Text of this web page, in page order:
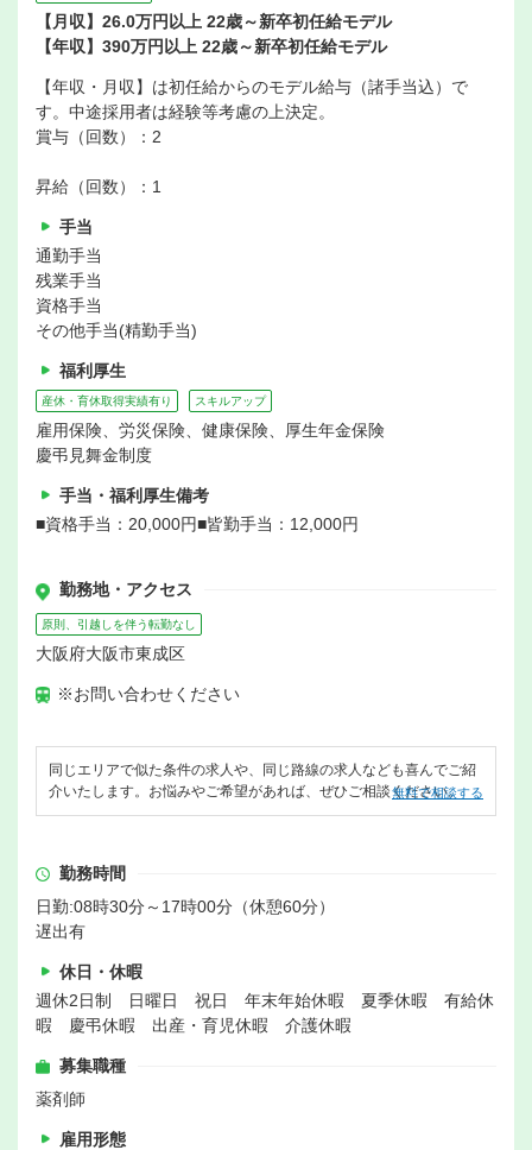
【月収】26.0万円以上 22歳～新卒初任給モデル
【年収】390万円以上 22歳～新卒初任給モデル
【年収・月収】は初任給からのモデル給与（諸手当込）で
す。中途採用者は経験等考慮の上決定。
賞与（回数）：2
昇給（回数）：1
手当
通勤手当
残業手当
資格手当
その他手当(精勤手当)
福利厚生
産休・育休取得実績有り スキルアップ
雇用保険、労災保険、健康保険、厚生年金保険
慶弔見舞金制度
手当・福利厚生備考
■資格手当：20,000円■皆勤手当：12,000円
勤務地・アクセス
原則、引越しを伴う転勤なし
大阪府大阪市東成区
※お問い合わせください
同じエリアで似た条件の求人や、同じ路線の求人なども喜んでご紹
介いたします。お悩みやご希望があれば、ぜひご相談ください。
無料で相談する
勤務時間
日勤:08時30分～17時00分（休憩60分）
遅出有
休日・休暇
週休2日制 日曜日 祝日 年末年始休暇 夏季休暇 有給休
暇 慶弔休暇 出産・育児休暇 介護休暇
募集職種
薬剤師
雇用形態